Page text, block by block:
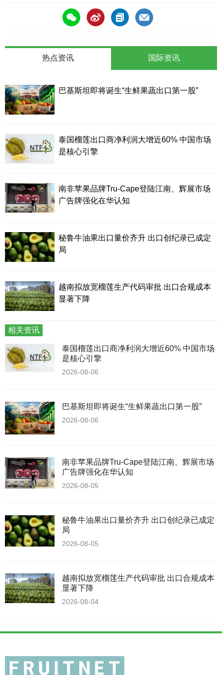
热点资讯
巴基斯坦即将诞生“生鲜果蔬出口第一股”
泰国榴莲出口商净利润大增近60% 中国市场
是核心引擎
南非苹果品牌Tru-Cape登陆江南、辉展市场
广告牌强化在华认知
秘鲁牛油果出口量价齐升 出口创纪录已成定
局
越南拟放宽榴莲生产代码审批 出口合规成本
显著下降
国际资讯
相关资讯
泰国榴莲出口商净利润大增近60% 中国市场
是核心引擎
2026-08-06
巴基斯坦即将诞生“生鲜果蔬出口第一股”
2026-08-06
南非苹果品牌Tru-Cape登陆江南、辉展市场
广告牌强化在华认知
2026-08-05
秘鲁牛油果出口量价齐升 出口创纪录已成定
局
2026-08-05
越南拟放宽榴莲生产代码审批 出口合规成本
显著下降
2026-08-04